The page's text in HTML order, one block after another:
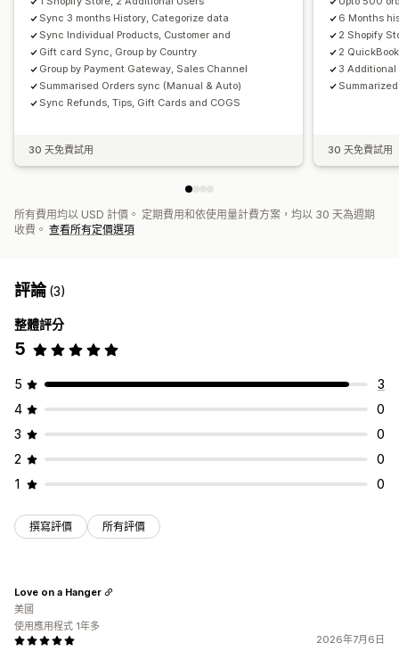
Sync 3 months History, Categorize data
Sync Individual Products, Customer and
Gift card Sync, Group by Country
Group by Payment Gateway, Sales Channel
Summarised Orders sync (Manual & Auto)
Sync Refunds, Tips, Gift Cards and COGS
30 天免費試用
6 Months
2 Shopify
2
3 Additional
30 天免費試用
所有費用均以 USD 計價。 定期費用和依使用量計費方案，均以 30 天為週期
收費。 查看所有定價選項
評論(3)
整體評分
5
5
3
4
0
3
0
2
0
1
0
撰寫評價 所有評價
2026年7月6日
Love on a Hanger
美國
使用應用程式 1年多